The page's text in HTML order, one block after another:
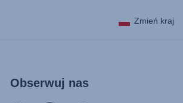
Zmień kraj
Obserwuj nas